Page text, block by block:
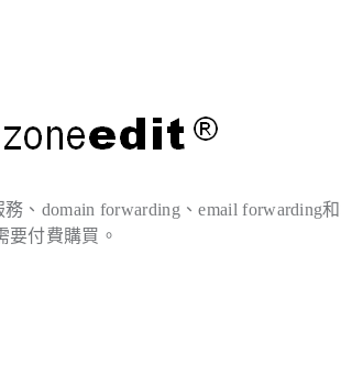
、domain forwarding、email forwarding
要付費購買。